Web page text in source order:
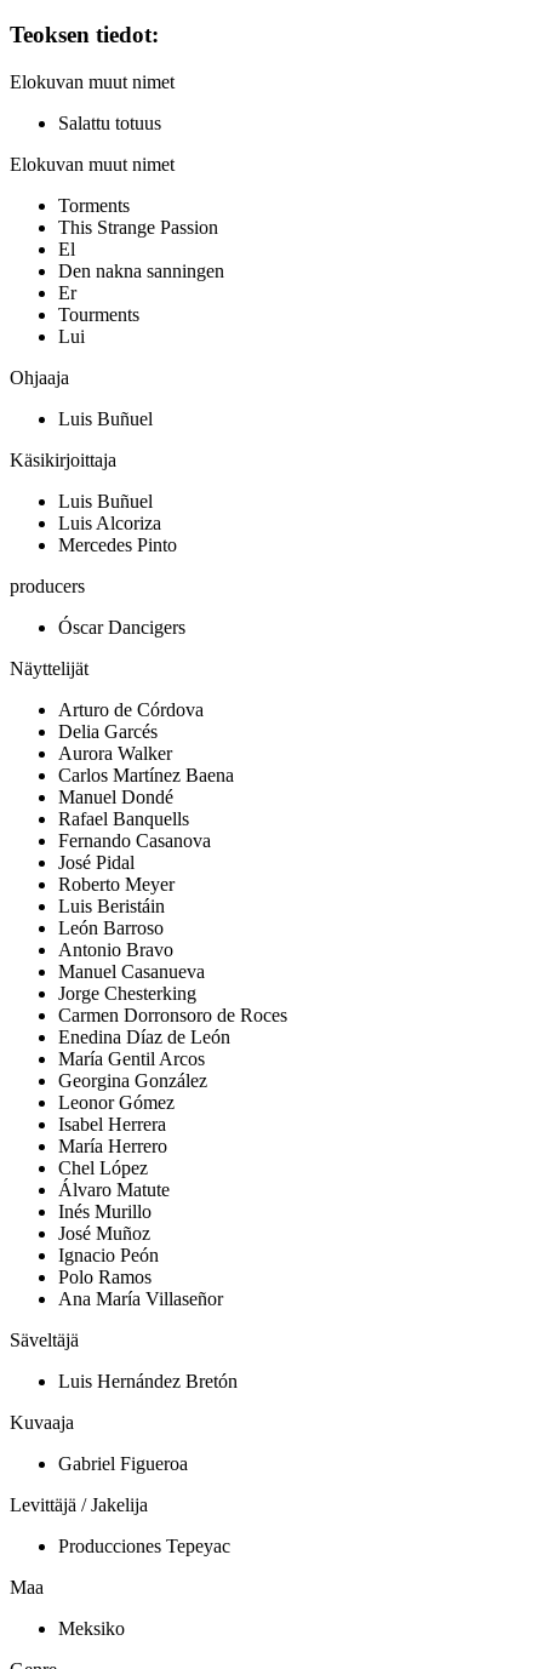
Teoksen tiedot:
Elokuvan muut nimet
Salattu totuus
Elokuvan muut nimet
Torments
This Strange Passion
El
Den nakna sanningen
Er
Tourments
Lui
Ohjaaja
Luis Buñuel
Käsikirjoittaja
Luis Buñuel
Luis Alcoriza
Mercedes Pinto
producers
Óscar Dancigers
Näyttelijät
Arturo de Córdova
Delia Garcés
Aurora Walker
Carlos Martínez Baena
Manuel Dondé
Rafael Banquells
Fernando Casanova
José Pidal
Roberto Meyer
Luis Beristáin
León Barroso
Antonio Bravo
Manuel Casanueva
Jorge Chesterking
Carmen Dorronsoro de Roces
Enedina Díaz de León
María Gentil Arcos
Georgina González
Leonor Gómez
Isabel Herrera
María Herrero
Chel López
Álvaro Matute
Inés Murillo
José Muñoz
Ignacio Peón
Polo Ramos
Ana María Villaseñor
Säveltäjä
Luis Hernández Bretón
Kuvaaja
Gabriel Figueroa
Levittäjä / Jakelija
Producciones Tepeyac
Maa
Meksiko